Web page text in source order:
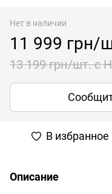
Нет в наличии
11 999 грн/
13 199 грн/шт. с
В избранное
Описание